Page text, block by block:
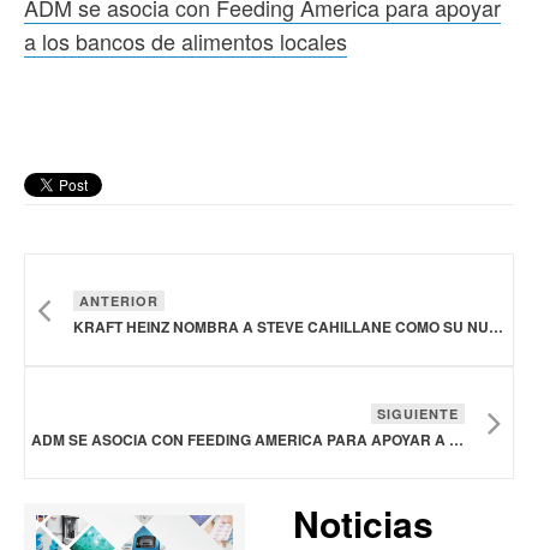
ADM se asocia con Feeding America para apoyar
a los bancos de alimentos locales
ANTERIOR
KRAFT HEINZ NOMBRA A STEVE CAHILLANE COMO SU NUEVO DIRECTOR EJECUTIVO
SIGUIENTE
ADM SE ASOCIA CON FEEDING AMERICA PARA APOYAR A LOS BANCOS DE ALIMENTOS LOCALES
Noticias